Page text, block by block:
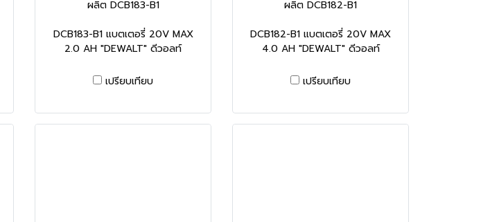
ผลิต DCB183-B1
DCB183-B1 แบตเตอรี่ 20V MAX
2.0 AH "DEWALT" ดีวอลท์
เปรียบเทียบ
ผลิต DCB182-B1
DCB182-B1 แบตเตอรี่ 20V MAX
4.0 AH "DEWALT" ดีวอลท์
เปรียบเทียบ